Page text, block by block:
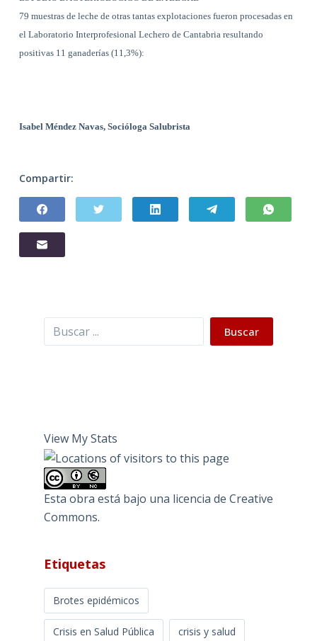
79 muestras de leche de otras tantas explotaciones fueron procesadas en
el Laboratorio Interprofesional Lechero de Cantabria resultando
positivas 11 ganaderías (11,3%):
Isabel Méndez Navas, Socióloga Salubrista
Compartir:
Buscar Buscar
View My Stats
Esta obra está bajo una licencia de Creative
Commons.
Etiquetas
Brotes epidémicos
Crisis en Salud Pública crisis y salud